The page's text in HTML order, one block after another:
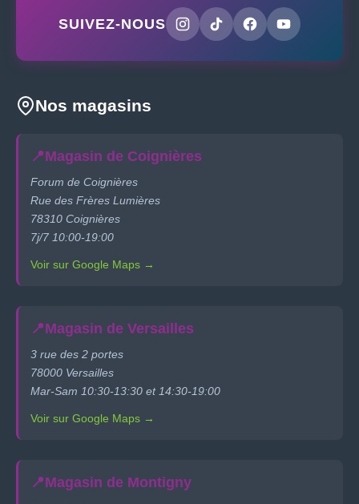
SUIVEZ-NOUS
Nos magasins
📍Magasin de Coignières
Forum de Coignières
Rue des Frères Lumières
78310 Coignières
7j/7 10:00-19:00
Voir sur Google Maps →
📍Magasin de Versailles
3 rue des 2 portes
78000 Versailles
Mar-Sam 10:30-13:30 et 14:30-19:00
Voir sur Google Maps →
📍Magasin de Montigny